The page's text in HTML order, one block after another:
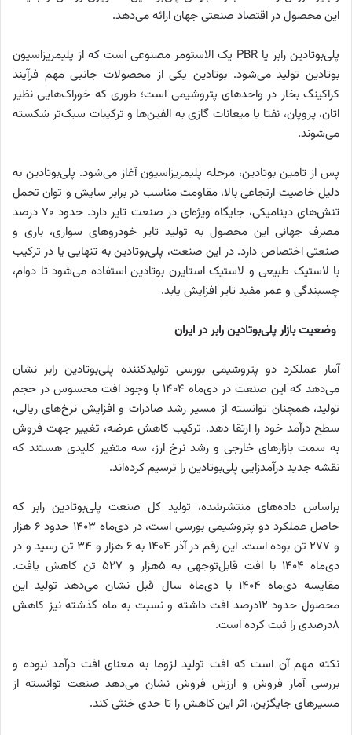
این محصول در اقتصاد صنعتی جهان ارائه می‌دهد.
پلی‌بوتادین رابر یا PBR یک الاستومر مصنوعی است که از پلیمریزاسیون
بوتادین تولید می‌شود. بوتادین یکی از محصولات جانبی مهم فرآیند
کراکینگ بخار در واحدهای پتروشیمی است؛ طوری که خوراک‌هایی نظیر
اتان، پروپان، نفتا یا میعانات گازی به الفین‌ها و ترکیبات سبک‌تر شکسته
می‌شوند.
پس از تامین بوتادین، مرحله پلیمریزاسیون آغاز می‌شود. پلی‌بوتادین به
دلیل خاصیت ارتجاعی بالا، مقاومت مناسب در برابر سایش و توان تحمل
تنش‌های دینامیکی، جایگاه ویژه‌ای در صنعت تایر دارد. حدود ۷۰ درصد
مصرف جهانی این محصول به تولید تایر خودروهای سواری، باری و
صنعتی اختصاص دارد. در این صنعت، پلی‌بوتادین به تنهایی یا در ترکیب
با لاستیک طبیعی و لاستیک استایرن بوتادین استفاده می‌شود تا دوام،
چسبندگی و عمر مفید تایر افزایش یابد.
وضعیت بازار پلی‌بوتادین رابر در ایران
آمار عملکرد دو پتروشیمی بورسی تولیدکننده پلی‌بوتادین رابر نشان
می‌دهد که این صنعت در دی‌ماه ۱۴۰۴ با وجود افت محسوس در حجم
تولید، همچنان توانسته از مسیر رشد صادرات و افزایش نرخ‌های ریالی،
سطح درآمد خود را ارتقا دهد. ترکیب کاهش عرضه، تغییر جهت فروش
به سمت بازارهای خارجی و رشد نرخ ارز، سه متغیر کلیدی هستند که
نقشه جدید درآمدزایی پلی‌بوتادین را ترسیم کرده‌اند.
براساس داده‌های منتشرشده، تولید کل صنعت پلی‌بوتادین رابر که
حاصل عملکرد دو پتروشیمی بورسی است، در دی‌ماه ۱۴۰۳ حدود ۶ هزار
و ۲۷۷ تن بوده است. این رقم در آذر ۱۴۰۴ به ۶ هزار و ۳۴ تن رسید و در
دی‌ماه ۱۴۰۴ با افت قابل‌توجهی به ۵هزار و ۵۲۷ تن کاهش یافت.
مقایسه دی‌ماه ۱۴۰۴ با دی‌ماه سال قبل نشان می‌دهد تولید این
محصول حدود ۱۲درصد افت داشته و نسبت به ماه گذشته نیز کاهش
۸درصدی را ثبت کرده است.
نکته مهم آن است که افت تولید لزوما به معنای افت درآمد نبوده و
بررسی آمار فروش و ارزش فروش نشان می‌دهد صنعت توانسته از
مسیرهای جایگزین، اثر این کاهش را تا حدی خنثی کند.